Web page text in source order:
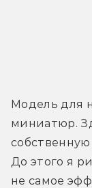
Модель для
миниатюр.
собственную
До этого я
не самое